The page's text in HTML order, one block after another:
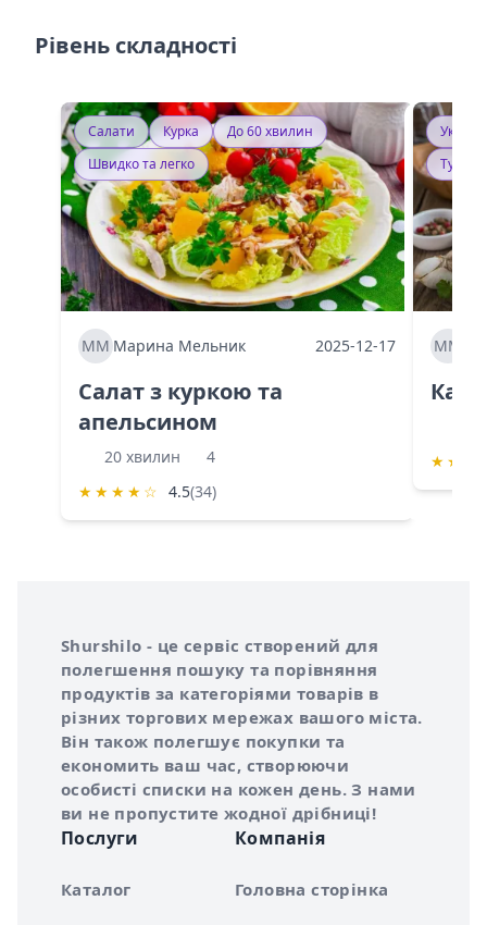
Рівень складності
Салати Курка
До 60 хвилин
Швидко та легко
ММ Марина Мельник 2025-12-17
Салат з куркою та
апельсином
20 хвилин
4
★ ★ ★ ★ ☆ 4.5(34)
ММ
★ ★
Про сервіс Shurshilo
Shurshilo - це сервіс створений для
полегшення пошуку та порівняння
продуктів за категоріями товарів в
різних торгових мережах вашого міста.
Він також полегшує покупки та
економить ваш час, створюючи
особисті списки на кожен день. З нами
ви не пропустите жодної дрібниці!
Послуги
Каталог
Компанія
Головна сторінка